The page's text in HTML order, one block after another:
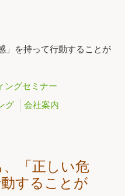
」を持って行動することが
ングセミナー
グ
会社案内
「正しい危
することが